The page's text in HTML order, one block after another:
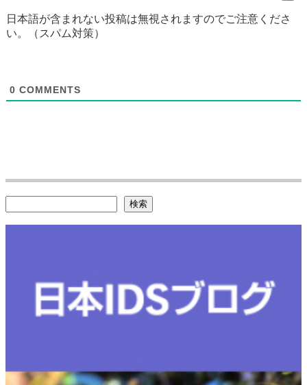
日本語が含まれない投稿は無視されますのでご注意くださ
い。（スパム対策）
0 COMMENTS
検索